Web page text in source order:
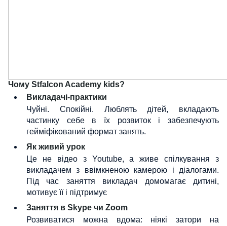
Чому Stfalcon Academy kids?
Викладачі-практики
Чуйні. Спокійні. Люблять дітей, вкладають
частинку себе в їх розвиток і забезпечують
гейміфікований формат занять.
Як живий урок
Це не відео з Youtube, а живе спілкування з
викладачем з ввімкненою камерою і діалогами.
Під час заняття викладач домомагає дитині,
мотивує її і підтримує
Заняття в Skype чи Zoom
Розвиватися можна вдома: ніякі затори на